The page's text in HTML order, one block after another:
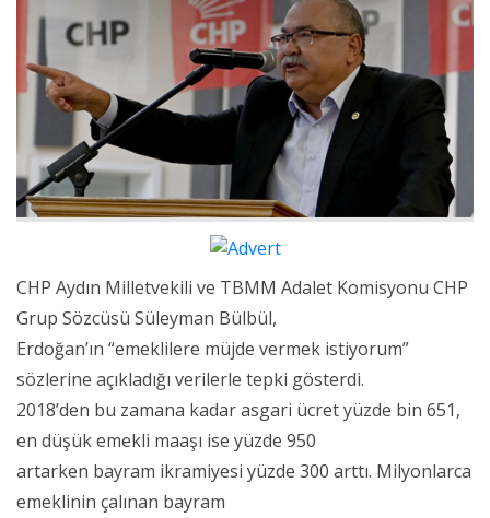
CHP Aydın Milletvekili ve TBMM Adalet Komisyonu CHP
Grup Sözcüsü Süleyman Bülbül,
Erdoğan’ın “emeklilere müjde vermek istiyorum”
sözlerine açıkladığı verilerle tepki gösterdi.
2018’den bu zamana kadar asgari ücret yüzde bin 651,
en düşük emekli maaşı ise yüzde 950
artarken bayram ikramiyesi yüzde 300 arttı. Milyonlarca
emeklinin çalınan bayram